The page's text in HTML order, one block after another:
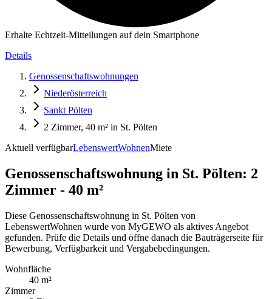
Erhalte Echtzeit-Mitteilungen auf dein Smartphone
Details
Genossenschaftswohnungen
Niederösterreich
Sankt Pölten
2 Zimmer, 40 m² in St. Pölten
Aktuell verfügbarLebenswertWohnenMiete
Genossenschaftswohnung in St. Pölten: 2
Zimmer - 40 m²
Diese Genossenschaftswohnung in St. Pölten von
LebenswertWohnen wurde von MyGEWO als aktives Angebot
gefunden. Prüfe die Details und öffne danach die Bauträgerseite für
Bewerbung, Verfügbarkeit und Vergabebedingungen.
Wohnfläche
40 m²
Zimmer